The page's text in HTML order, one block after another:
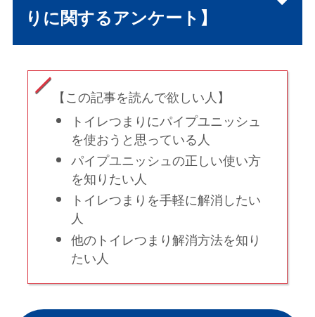
りに関するアンケート】
【この記事を読んで欲しい人】
トイレつまりにパイプユニッシュ
を使おうと思っている人
パイプユニッシュの正しい使い方
を知りたい人
トイレつまりを手軽に解消したい
人
他のトイレつまり解消方法を知り
たい人